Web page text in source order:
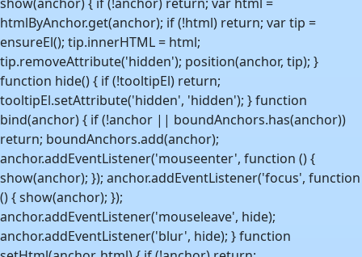
htmlByAnchor.get(anchor); if (!html) return; var tip =
ensureEl(); tip.innerHTML = html;
tip.removeAttribute('hidden'); position(anchor, tip); }
function hide() { if (!tooltipEl) return;
tooltipEl.setAttribute('hidden', 'hidden'); } function
bind(anchor) { if (!anchor || boundAnchors.has(anchor))
return; boundAnchors.add(anchor);
anchor.addEventListener('mouseenter', function () {
show(anchor); }); anchor.addEventListener('focus', function
() { show(anchor); });
anchor.addEventListener('mouseleave', hide);
anchor.addEventListener('blur', hide); } function